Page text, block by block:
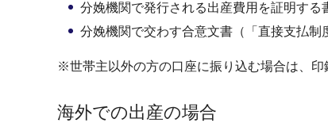
分娩機関で発行される出産費用を証明する
分娩機関で交わす合意文書（「直接支払制
※世帯主以外の方の口座に振り込む場合は、印
海外での出産の場合